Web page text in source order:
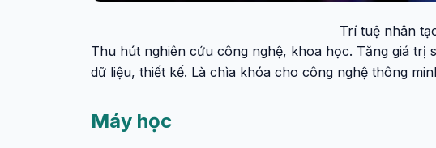
Trí tuệ nhân
Thu hút nghiên cứu công nghệ, khoa học. Tăng giá trị
dữ liệu, thiết kế. Là chìa khóa cho công nghệ thông
Máy học